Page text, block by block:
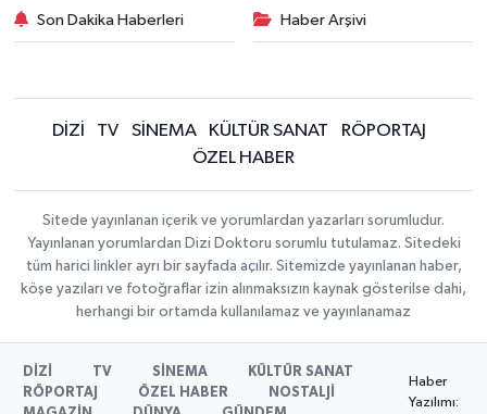
Son Dakika Haberleri Haber Arşivi
DİZİ TV SİNEMA KÜLTÜR SANAT
RÖPORTAJ
ÖZEL HABER
Sitede yayınlanan içerik ve yorumlardan yazarları sorumludur.
Yayınlanan yorumlardan Dizi Doktoru sorumlu tutulamaz. Sitedeki
tüm harici linkler ayrı bir sayfada açılır. Sitemizde yayınlanan haber,
köşe yazıları ve fotoğraflar izin alınmaksızın kaynak gösterilse dahi,
herhangi bir ortamda kullanılamaz ve yayınlanamaz
DİZİ TV SİNEMA
KÜLTÜR SANAT
RÖPORTAJ
ÖZEL HABER
NOSTALJİ
Haber
Yazılımı: